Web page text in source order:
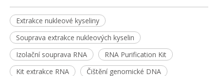
Extrakce nukleové kyseliny
Souprava extrakce nukleových kyselin
Izolační souprava RNA
RNA Purification Kit
Kit extrakce RNA
Čištění genomické DNA